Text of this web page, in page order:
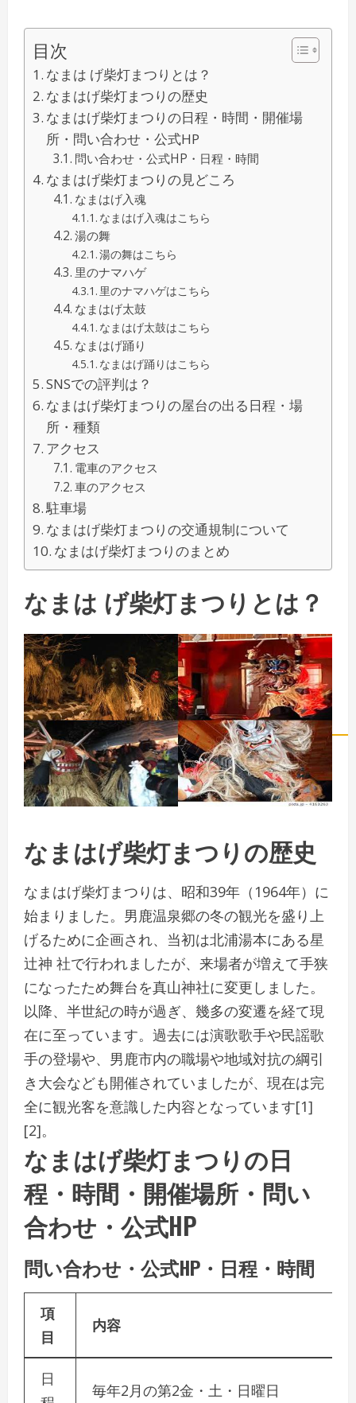
目次
なまは げ柴灯まつりとは？
なまはげ柴灯まつりの歴史
なまはげ柴灯まつりの日程・時間・開催場
所・問い合わせ・公式HP
問い合わせ・公式HP・日程・時間
なまはげ柴灯まつりの見どころ
なまはげ入魂
なまはげ入魂はこちら
湯の舞
湯の舞はこちら
里のナマハゲ
里のナマハゲはこちら
なまはげ太鼓
なまはげ太鼓はこちら
なまはげ踊り
なまはげ踊りはこちら
SNSでの評判は？
なまはげ柴灯まつりの屋台の出る日程・場
所・種類
アクセス
電車のアクセス
車のアクセス
駐車場
なまはげ柴灯まつりの交通規制について
なまはげ柴灯まつりのまとめ
なまは げ柴灯まつりとは？
なまはげ柴灯まつりの歴史
なまはげ柴灯まつりは、昭和39年（1964年）に
始まりました。男鹿温泉郷の冬の観光を盛り上
げるために企画され、当初は北浦湯本にある星
辻神 社で行われましたが、来場者が増えて手狭
になったため舞台を真山神社に変更しました。
以降、半世紀の時が過ぎ、幾多の変遷を経て現
在に至っています。過去には演歌歌手や民謡歌
手の登場や、男鹿市内の職場や地域対抗の綱引
き大会なども開催されていましたが、現在は完
全に観光客を意識した内容となっています[1]
[2]。
なまはげ柴灯まつりの日
程・時間・開催場所・問い
合わせ・公式HP
問い合わせ・公式HP・日程・時間
項
目
内容
日
毎年2月の第2金・土・日曜日